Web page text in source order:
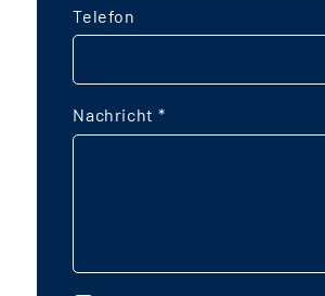
Telefon
Nachricht *